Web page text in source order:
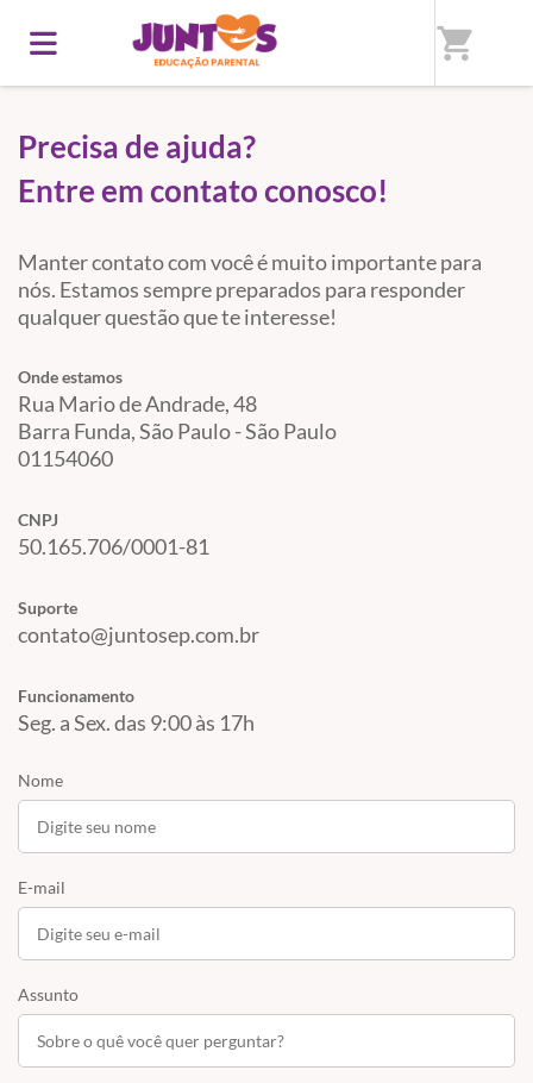
shopping_cart
Início/ Fale conosco
Precisa de ajuda?
Entre em contato conosco!
Manter contato com você é muito importante para
nós. Estamos sempre preparados para responder
qualquer questão que te interesse!
Onde estamos
Rua Mario de Andrade, 48
Barra Funda, São Paulo - São Paulo
01154060
CNPJ
50.165.706/0001-81
Suporte
contato@juntosep.com.br
Funcionamento
Seg. a Sex. das 9:00 às 17h
Nome
E-mail
Assunto